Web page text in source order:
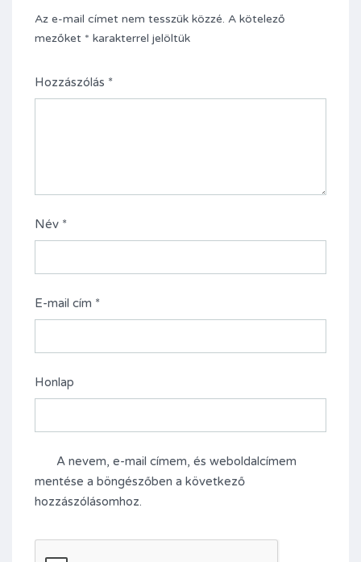
Az e-mail címet nem tesszük közzé. A kötelező
mezőket * karakterrel jelöltük
Hozzászólás *
Név *
E-mail cím *
Honlap
A nevem, e-mail címem, és weboldalcímem
mentése a böngészőben a következő
hozzászólásomhoz.